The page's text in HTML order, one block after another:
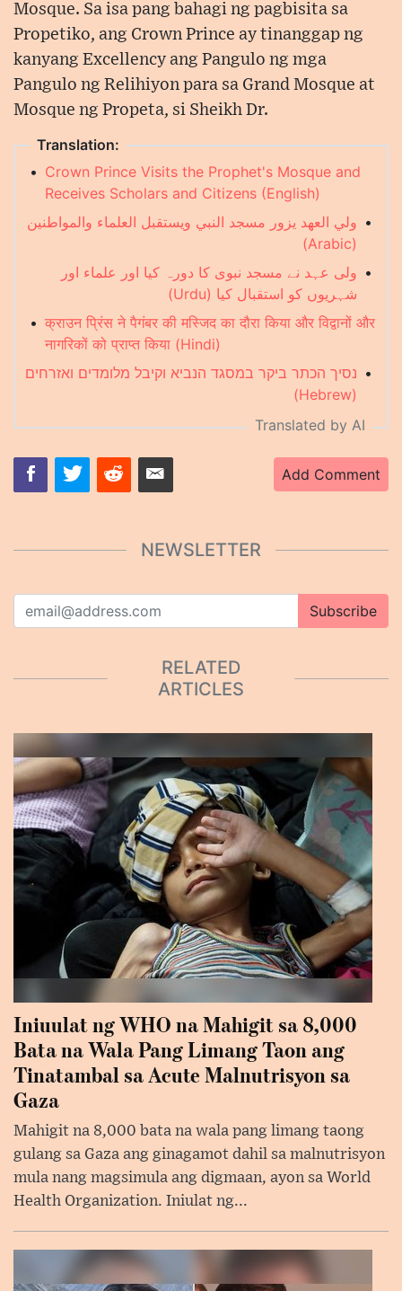
Mosque. Sa isa pang bahagi ng pagbisita sa
Propetiko, ang Crown Prince ay tinanggap ng
kanyang Excellency ang Pangulo ng mga
Pangulo ng Relihiyon para sa Grand Mosque at
Mosque ng Propeta, si Sheikh Dr.
Translation:
• Crown Prince Visits the Prophet's Mosque and
Receives Scholars and Citizens (English)
• ولي العهد يزور مسجد النبي ويستقبل العلماء والمواطنين
(Arabic)
• ولی عہد نے مسجد نبوی کا دورہ کیا اور علماء اور
شہریوں کو استقبال کیا (Urdu)
• क्राउन प्रिंस ने पैगंबर की मस्जिद का दौरा किया और विद्वानों और
नागरिकों को प्राप्त किया (Hindi)
• נסיך הכתר ביקר במסגד הנביא וקיבל מלומדים ואזרחים
(Hebrew)
Translated by AI
Add Comment
NEWSLETTER
Subscribe
RELATED
ARTICLES
Iniuulat ng WHO na Mahigit sa 8,000
Bata na Wala Pang Limang Taon ang
Tinatambal sa Acute Malnutrisyon sa
Gaza
Mahigit na 8,000 bata na wala pang limang taong
gulang sa Gaza ang ginagamot dahil sa malnutrisyon
mula nang magsimula ang digmaan, ayon sa World
Health Organization. Iniulat ng...